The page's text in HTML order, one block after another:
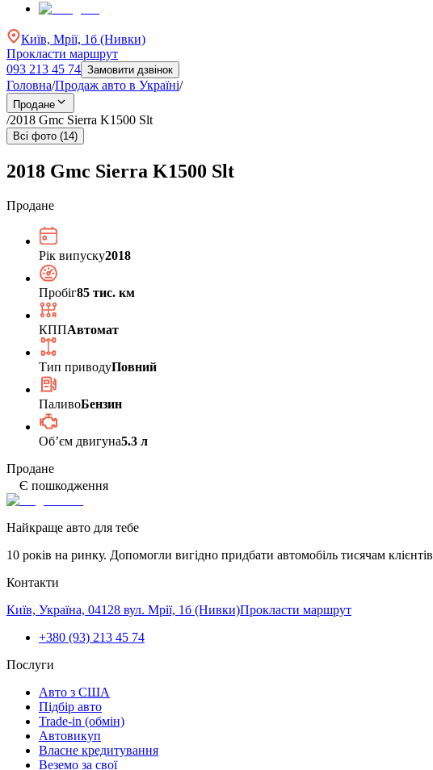
Київ, Мрії, 1б (Нивки)
Прокласти маршрут
093 213 45 74 Замовити дзвінок
Головна/Продаж авто в Україні/
Продане
/2018 Gmc Sierra K1500 Slt
Всі фото (14)
2018 Gmc Sierra K1500 Slt
Продане
Рік випуску2018
Пробіг85 тис. км
КППАвтомат
Тип приводуПовний
ПаливоБензин
Обʼєм двигуна5.3 л
Продане
Є пошкодження
Найкраще авто для тебе
10 років на ринку. Допомогли вигідно придбати автомобіль тисячам клієнтів
Контакти
Київ, Україна, 04128 вул. Мрії, 1б (Нивки)Прокласти маршрут
+380 (93) 213 45 74
Послуги
Авто з США
Підбір авто
Trade-in (обмін)
Автовикуп
Власне кредитування
Веземо за свої